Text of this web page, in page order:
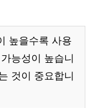
높을수록 사용
능성이 높습니
것이 중요합니